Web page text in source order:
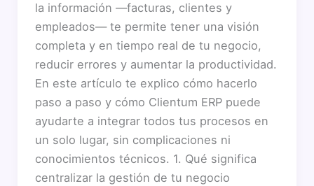
la información —facturas, clientes y
empleados— te permite tener una visión
completa y en tiempo real de tu negocio,
reducir errores y aumentar la productividad.
En este artículo te explico cómo hacerlo
paso a paso y cómo Clientum ERP puede
ayudarte a integrar todos tus procesos en
un solo lugar, sin complicaciones ni
conocimientos técnicos. 1. Qué significa
centralizar la gestión de tu negocio